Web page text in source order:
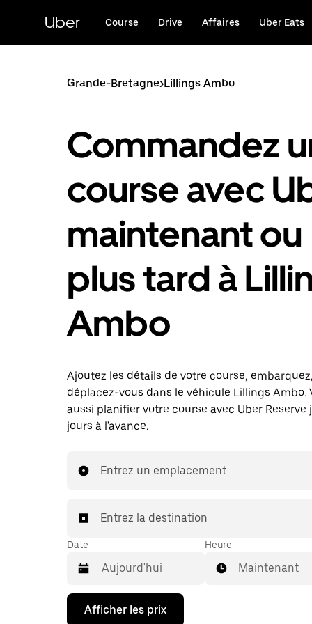
principal
Uber Course Drive Affaires Uber Eats
Grande-Bretagne>Lillings Ambo
Commandez
course avec
maintenant ou
plus tard à
Ambo
Ajoutez les détails de votre course,
déplacez-vous dans le véhicule Lillings Ambo.
aussi planifier votre course avec Uber Reserve
jours à l'avance.
Entrez un emplacement
Entrez la destination
Date
Appuyez
Heure
Maintenant
Afficher les prix